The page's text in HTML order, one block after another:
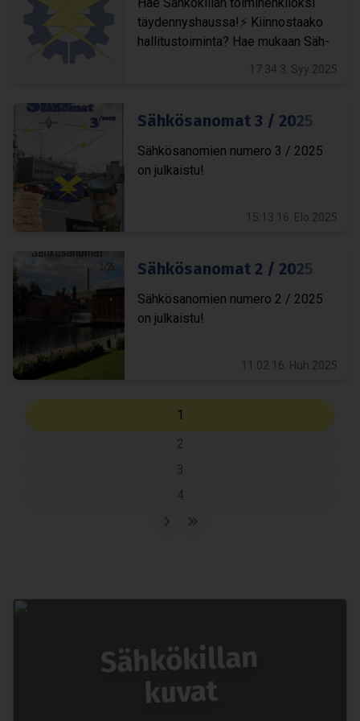
täy­den­nys­haussa!⚡️ Kiin­nos­taako
hal­li­tus­toi­minta? Hae mukaan Säh­
kö­kil­lan toi­min­taan toi­mi­hen­ki­löksi
täy­den­nys­haussa 8.9. - 21.9.2025
17:34 3. Syy 2025
Säh­kö­sa­no­mat 3 / 2025
Säh­kö­sa­no­mien numero 3 / 2025
on jul­kaistu!
15:13 16. Elo 2025
Säh­kö­sa­no­mat 2 / 2025
Säh­kö­sa­no­mien numero 2 / 2025
on jul­kaistu!
11:02 16. Huh 2025
1
2
3
4
Säh­kö­kil­lan
kuvat